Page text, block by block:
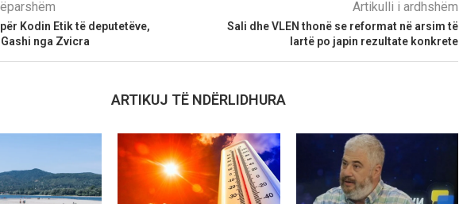
Kodin Etik të deputetëve,
nga Zvicra
Artikulli i ardhshëm
Sali dhe VLEN thonë se reformat në arsim të
lartë po japin rezultate konkrete
ARTIKUJ TË NDËRLIDHURA